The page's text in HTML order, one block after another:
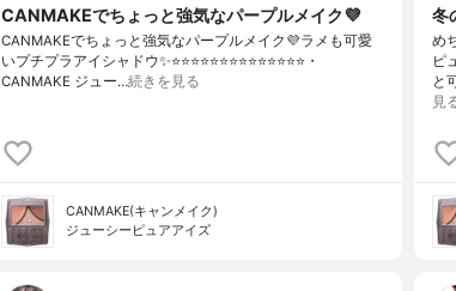
CANMAKEでちょっと強気なパープルメイク💜
CANMAKEでちょっと強気なパープルメイク💜ラメも可愛
いプチプラアイシャドウ✨⭐️⭐️⭐️⭐️⭐️⭐️⭐️⭐️⭐️⭐️⭐️⭐️⭐️⭐️・
CANMAKE ジュー…続きを見る
CANMAKE(キャンメイク)
ジューシーピュアアイズ
冬
め
ピ
と
見